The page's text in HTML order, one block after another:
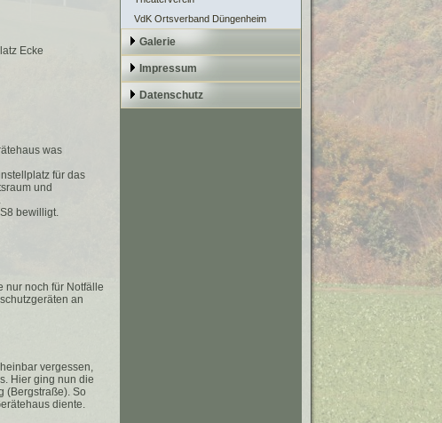
Ecke
was
für das
und
bewilligt.
nur noch für Notfälle
an
vergessen,
Hier ging nun die
(Bergstraße). So
diente.
VdK Ortsverband Düngenheim
Galerie
Impressum
Datenschutz